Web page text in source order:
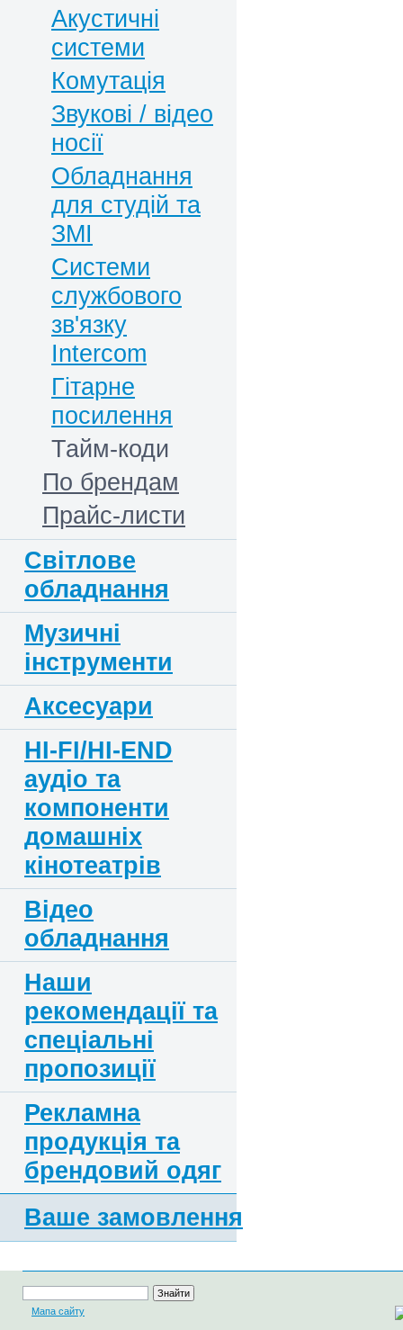
Акустичні
системи
Комутація
Звукові / відео
носії
Обладнання
для студій та
ЗМІ
Системи
службового
зв'язку
Intercom
Гітарне
посилення
Тайм-коди
По брендам
Прайс-листи
Світлове
обладнання
Музичні
інструменти
Аксесуари
HI-FI/HI-END
аудіо та
компоненти
домашніх
кінотеатрів
Відео
обладнання
Наши
рекомендації та
спеціальні
пропозиції
Рекламна
продукція та
брендовий одяг
Ваше замовлення
Мапа сайту